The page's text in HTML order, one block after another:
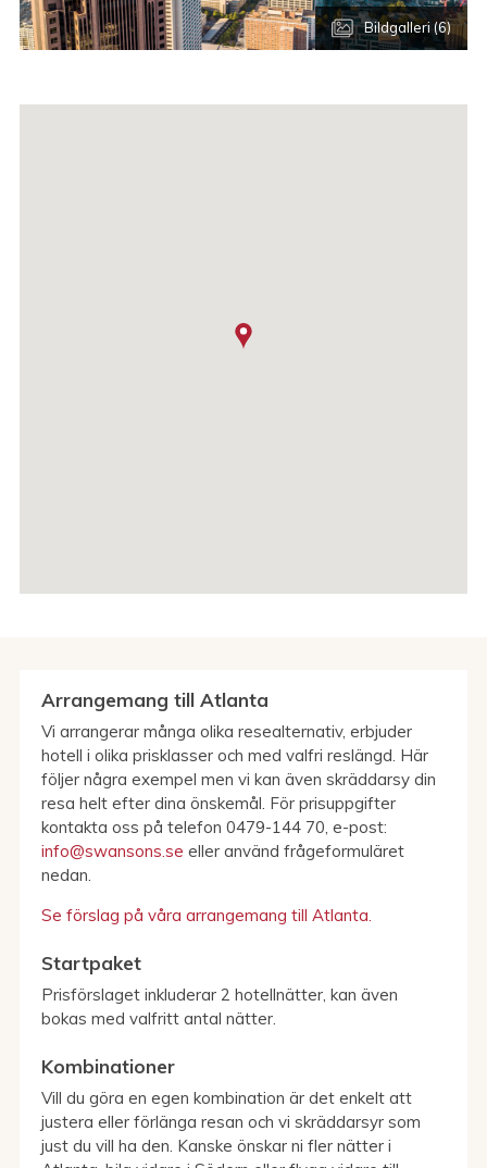
Bildgalleri (6)
Arrangemang till Atlanta
Vi arrangerar många olika resealternativ, erbjuder
hotell i olika prisklasser och med valfri reslängd. Här
följer några exempel men vi kan även skräddarsy din
resa helt efter dina önskemål. För prisuppgifter
kontakta oss på telefon 0479-144 70, e-post:
info@swansons.se eller använd frågeformuläret
nedan.
Se förslag på våra arrangemang till Atlanta.
Startpaket
Prisförslaget inkluderar 2 hotellnätter, kan även
bokas med valfritt antal nätter.
Kombinationer
Vill du göra en egen kombination är det enkelt att
justera eller förlänga resan och vi skräddarsyr som
just du vill ha den. Kanske önskar ni fler nätter i